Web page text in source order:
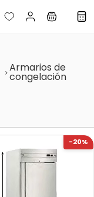
Armarios de
congelación
-20%